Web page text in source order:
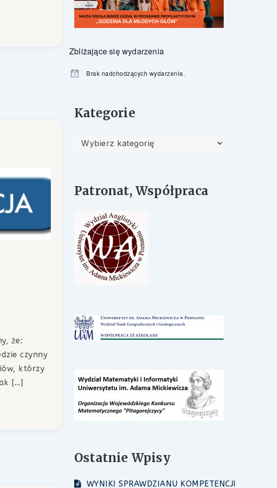
że:
czynny
którzy
[…]
Zbliżające się wydarzenia
Powiadomienie
Brak nadchodzących wydarzenia.
Kategorie
Kategorie
Patronat, Współpraca
Ostatnie Wpisy
WYNIKI SPRAWDZIANU KOMPETENCJI